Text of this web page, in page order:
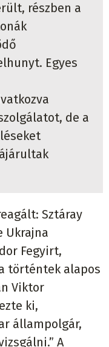
részben a
Egyes
de a
Sztáray
Ukrajna
Fegyirt,
történtek alapos
Viktor
ki,
állampolgár,
A